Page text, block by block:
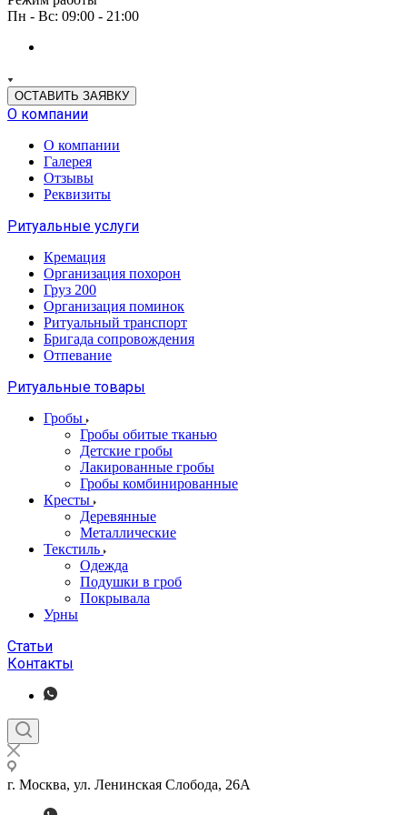
Пн - Вс: 09:00 - 21:00
ОСТАВИТЬ ЗАЯВКУ
О компании
О компании
Галерея
Отзывы
Реквизиты
Ритуальные услуги
Кремация
Организация похорон
Груз 200
Организация поминок
Ритуальный транспорт
Бригада сопровождения
Отпевание
Ритуальные товары
Гробы
Гробы обитые тканью
Детские гробы
Лакированные гробы
Гробы комбинированные
Кресты
Деревянные
Металлические
Текстиль
Одежда
Подушки в гроб
Покрывала
Урны
Статьи
Контакты
г. Москва, ул. Ленинская Слобода, 26А